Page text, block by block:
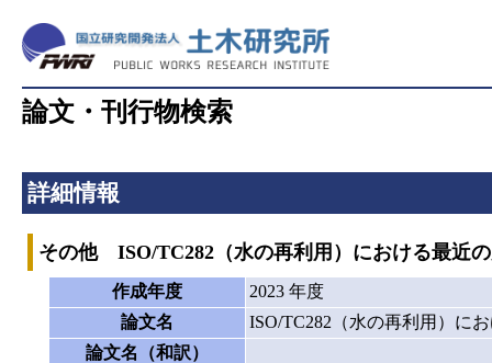
論文・刊行物検索
詳細情報
その他 ISO/TC282（水の再利用）における最近
作成年度
2023 年度
論文名
ISO/TC282（水の再利用）に
論文名（和訳）